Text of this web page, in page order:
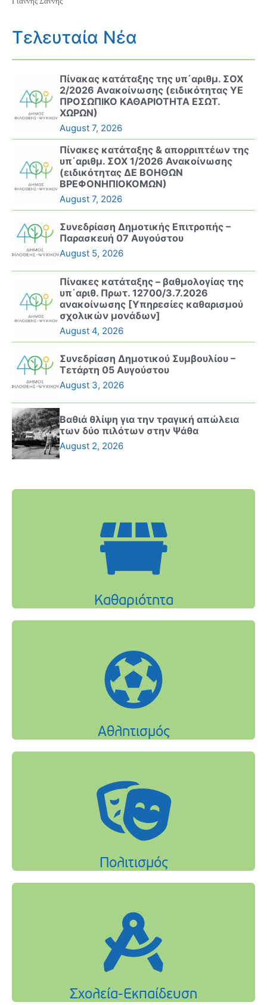
Τελευταία Νέα
Πίνακας κατάταξης της υπ΄αριθμ. ΣΟΧ
2/2026 Ανακοίνωσης (ειδικότητας ΥΕ
ΠΡΟΣΩΠΙΚΟ ΚΑΘΑΡΙΟΤΗΤΑ ΕΣΩΤ.
ΧΩΡΩΝ)
August 7, 2026
Πίνακες κατάταξης & απορριπτέων της
υπ΄αριθμ. ΣΟΧ 1/2026 Ανακοίνωσης
(ειδικότητας ΔΕ ΒΟΗΘΩΝ
ΒΡΕΦΟΝΗΠΙΟΚΟΜΩΝ)
August 7, 2026
Συνεδρίαση Δημοτικής Επιτροπής –
Παρασκευή 07 Αυγούστου
August 5, 2026
Πίνακες κατάταξης – βαθμολογίας της
υπ΄αριθ. Πρωτ. 12700/3.7.2026
ανακοίνωσης [Υπηρεσίες καθαρισμού
σχολικών μονάδων]
August 4, 2026
Συνεδρίαση Δημοτικού Συμβουλίου –
Τετάρτη 05 Αυγούστου
August 3, 2026
Βαθιά θλίψη για την τραγική απώλεια
των δύο πιλότων στην Ψάθα
August 2, 2026